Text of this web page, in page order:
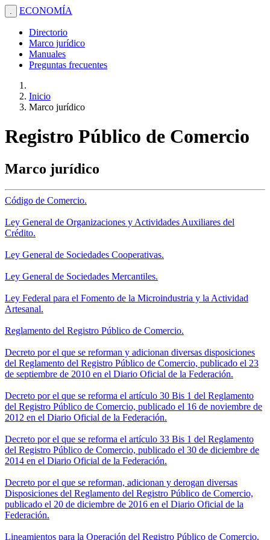
. ECONOMÍA
Directorio
Marco jurídico
Manuales
Preguntas frecuentes
Inicio
Marco jurídico
Registro Público de Comercio
Marco jurídico
Código de Comercio.
Ley General de Organizaciones y Actividades Auxiliares del
Crédito.
Ley General de Sociedades Cooperativas.
Ley General de Sociedades Mercantiles.
Ley Federal para el Fomento de la Microindustria y la Actividad
Artesanal.
Reglamento del Registro Público de Comercio.
Decreto por el que se reforman y adicionan diversas disposiciones
del Reglamento del Registro Público de Comercio, publicado el 23
de septiembre de 2010 en el Diario Oficial de la Federación.
Decreto por el que se reforma el artículo 30 Bis 1 del Reglamento
del Registro Público de Comercio, publicado el 16 de noviembre de
2012 en el Diario Oficial de la Federación.
Decreto por el que se reforma el artículo 33 Bis 1 del Reglamento
del Registro Público de Comercio, publicado el 30 de diciembre de
2014 en el Diario Oficial de la Federación.
Decreto por el que se reforman, adicionan y derogan diversas
Disposiciones del Reglamento del Registro Público de Comercio,
publicado el 20 de diciembre de 2016 en el Diario Oficial de la
Federación.
Lineamientos para la Operación del Registro Público de Comercio.